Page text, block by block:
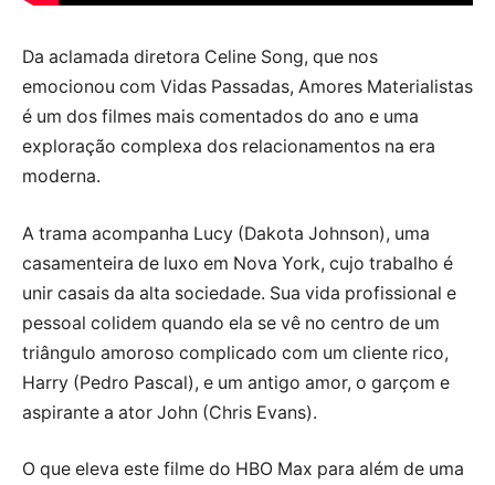
Da aclamada diretora Celine Song, que nos
emocionou com Vidas Passadas, Amores Materialistas
é um dos filmes mais comentados do ano e uma
exploração complexa dos relacionamentos na era
moderna.
A trama acompanha Lucy (Dakota Johnson), uma
casamenteira de luxo em Nova York, cujo trabalho é
unir casais da alta sociedade. Sua vida profissional e
pessoal colidem quando ela se vê no centro de um
triângulo amoroso complicado com um cliente rico,
Harry (Pedro Pascal), e um antigo amor, o garçom e
aspirante a ator John (Chris Evans).
O que eleva este filme do HBO Max para além de uma